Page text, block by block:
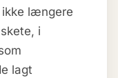
ikke længere
i
lagt